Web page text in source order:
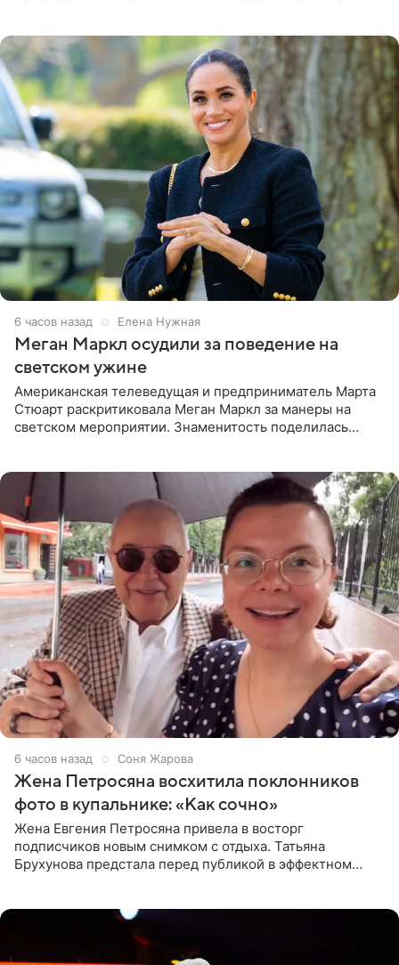
6 часов назад Елена Нужная
Меган Маркл осудили за поведение на
светском ужине
Американская телеведущая и предприниматель Марта
Стюарт раскритиковала Меган Маркл за манеры на
светском мероприятии. Знаменитость поделилась
6 часов назад Соня Жарова
Жена Петросяна восхитила поклонников
фото в купальнике: «Как сочно»
Жена Евгения Петросяна привела в восторг
подписчиков новым снимком с отдыха. Татьяна
Брухунова предстала перед публикой в эффектном